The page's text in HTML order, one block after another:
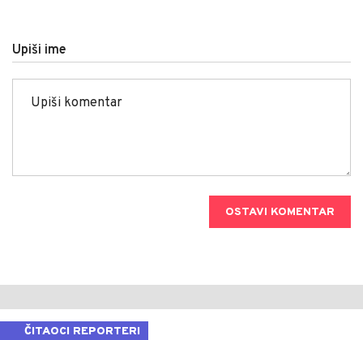
Upiši ime
OSTAVI KOMENTAR
ČITAOCI REPORTERI